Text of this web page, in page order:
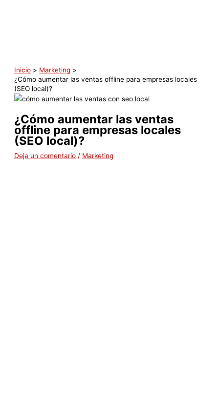
Inicio
Marketing
¿Cómo aumentar las ventas offline para empresas locales
(SEO local)?
¿Cómo aumentar las ventas
offline para empresas locales
(SEO local)?
Deja un comentario / Marketing